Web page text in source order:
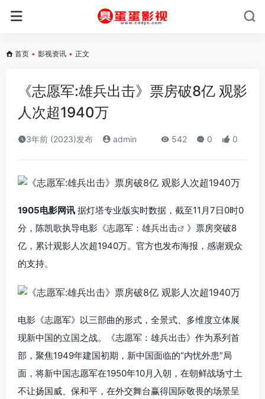
首页 • 影视资讯 • 正文
《志愿军:雄兵出击》票房破8亿 观影
人次超1940万
3年前 (2023)发布 admin 542 0 0
1905电影网讯 据灯塔专业版实时数据，截至11月7日0时0
分，陈凯歌执导电影《志愿军：雄兵出击
》票房突破8
亿，累计观影人次超1940万。官方也发布海报，感谢观众
的支持。
电影《志愿军》以三部曲的形式，全景式、多维度立体展
现新中国的立国之战。《志愿军：雄兵出击》作为系列首
部，聚焦1949年建国初期，新中国面临的“内忧外患”局
面，将新中国志愿军在1950年10月入朝，在朝鲜战场寸土
不让扬国威、保和平，在外交舞台赢得国际敬畏的场景呈